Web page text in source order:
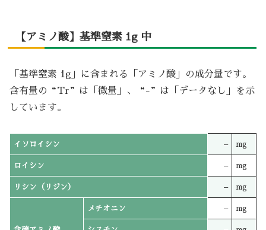
【アミノ酸】基準窒素 1g 中
「基準窒素 1g」に含まれる「アミノ酸」の成分量です。
含有量の“Tr”は「微量」、“-”は「データなし」を示
しています。
イソロイシン – mg
ロイシン – mg
リシン（リジン） – mg
メチオニン – mg